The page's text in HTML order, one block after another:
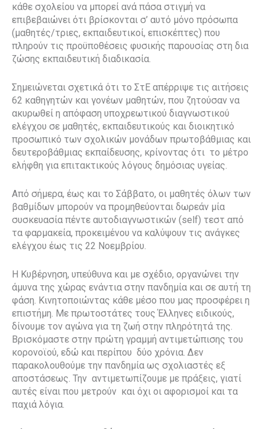
κάθε σχολείου να μπορεί ανά πάσα στιγμή να
επιβεβαιώνει ότι βρίσκονται σ’ αυτό μόνο πρόσωπα
(μαθητές/τριες, εκπαιδευτικοί, επισκέπτες) που
πληρούν τις προϋποθέσεις φυσικής παρουσίας στη δια
ζώσης εκπαιδευτική διαδικασία.
Σημειώνεται σχετικά ότι το ΣτΕ απέρριψε τις αιτήσεις
62 καθηγητών και γονέων μαθητών, που ζητούσαν να
ακυρωθεί η απόφαση υποχρεωτικού διαγνωστικού
ελέγχου σε μαθητές, εκπαιδευτικούς και διοικητικό
προσωπικό των σχολικών μονάδων πρωτοβάθμιας και
δευτεροβάθμιας εκπαίδευσης, κρίνοντας ότι το μέτρο
ελήφθη για επιτακτικούς λόγους δημόσιας υγείας.
Από σήμερα, έως και το Σάββατο, οι μαθητές όλων των
βαθμίδων μπορούν να προμηθεύονται δωρεάν μία
συσκευασία πέντε αυτοδιαγνωστικών (self) τεστ από
τα φαρμακεία, προκειμένου να καλύψουν τις ανάγκες
ελέγχου έως τις 22 Νοεμβρίου.
Η Κυβέρνηση, υπεύθυνα και με σχέδιο, οργανώνει την
άμυνα της χώρας ενάντια στην πανδημία και σε αυτή τη
φάση. Κινητοποιώντας κάθε μέσο που μας προσφέρει η
επιστήμη. Με πρωτοστάτες τους Έλληνες ειδικούς,
δίνουμε τον αγώνα για τη ζωή στην πληρότητά της.
Βρισκόμαστε στην πρώτη γραμμή αντιμετώπισης του
κορονοϊού, εδώ και περίπου δύο χρόνια. Δεν
παρακολουθούμε την πανδημία ως σχολιαστές εξ
αποστάσεως. Την αντιμετωπίζουμε με πράξεις, γιατί
αυτές είναι που μετρούν και όχι οι αφορισμοί και τα
παχιά λόγια.